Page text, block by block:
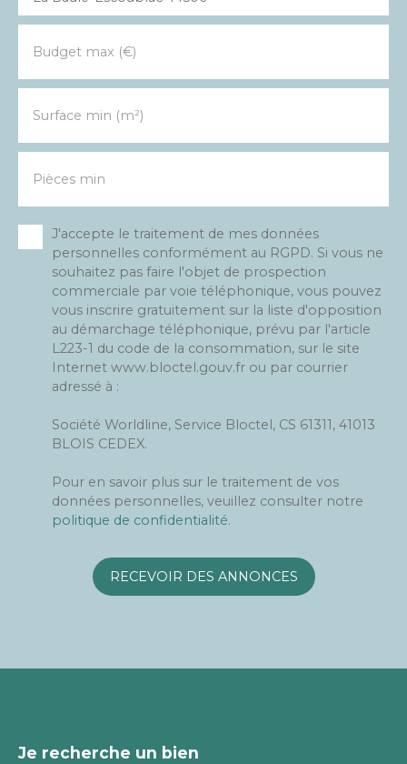
Budget max (€)
Surface min (m²)
Pièces min
J'accepte le traitement de mes données
personnelles conformément au RGPD. Si vous ne
souhaitez pas faire l'objet de prospection
commerciale par voie téléphonique, vous pouvez
vous inscrire gratuitement sur la liste d'opposition
au démarchage téléphonique, prévu par l'article
L223-1 du code de la consommation, sur le site
Internet www.bloctel.gouv.fr ou par courrier
adressé à :
Société Worldline, Service Bloctel, CS 61311, 41013
BLOIS CEDEX.
Pour en savoir plus sur le traitement de vos
données personnelles, veuillez consulter notre
politique de confidentialité.
RECEVOIR DES ANNONCES
Je recherche un bien